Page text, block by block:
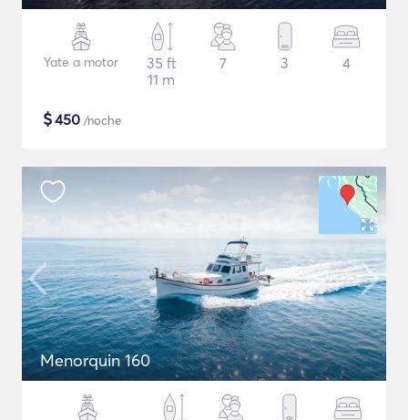
Yate a motor
35 ft
11 m
7 3 4
$450 /noche
Menorquin 160